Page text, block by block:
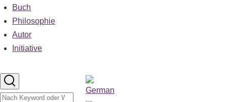
Buch
Philosophie
Autor
Initiative
Suche
Sprachumschalter